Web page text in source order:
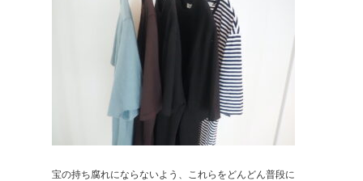
宝の持ち腐れにならないよう、これらをどんどん普段に